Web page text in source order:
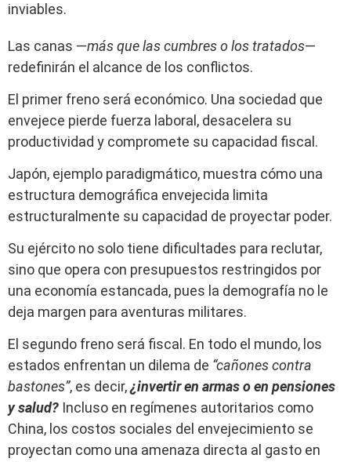
inviables.
Las canas —más que las cumbres o los tratados—
redefinirán el alcance de los conflictos.
El primer freno será económico. Una sociedad que
envejece pierde fuerza laboral, desacelera su
productividad y compromete su capacidad fiscal.
Japón, ejemplo paradigmático, muestra cómo una
estructura demográfica envejecida limita
estructuralmente su capacidad de proyectar poder.
Su ejército no solo tiene dificultades para reclutar,
sino que opera con presupuestos restringidos por
una economía estancada, pues la demografía no le
deja margen para aventuras militares.
El segundo freno será fiscal. En todo el mundo, los
estados enfrentan un dilema de “cañones contra
bastones”, es decir,¿invertir en armas o en pensiones
y salud? Incluso en regímenes autoritarios como
China, los costos sociales del envejecimiento se
proyectan como una amenaza directa al gasto en